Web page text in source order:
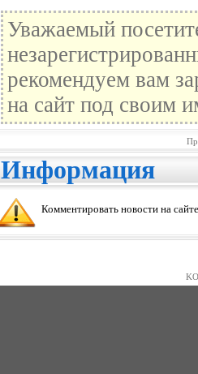
Уважаемый
рекомендуем вам
на сайт под своим
Информация
Комментировать новости на